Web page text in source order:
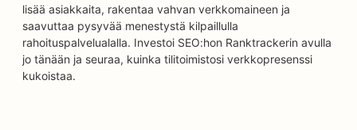
lisää asiakkaita, rakentaa vahvan verkkomaineen ja
saavuttaa pysyvää menestystä kilpaillulla
rahoituspalvelualalla. Investoi SEO:hon Ranktrackerin avulla
jo tänään ja seuraa, kuinka tilitoimistosi verkkopresenssi
kukoistaa.